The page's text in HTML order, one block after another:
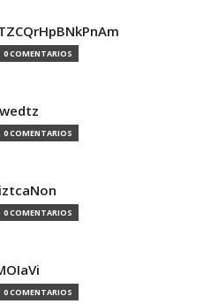
0 COMENTARIOS
0 COMENTARIOS
0 COMENTARIOS
0 COMENTARIOS